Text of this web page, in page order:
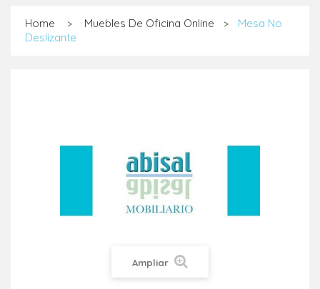
Home > Muebles De Oficina Online >
Mesa No
Deslizante
Ampliar